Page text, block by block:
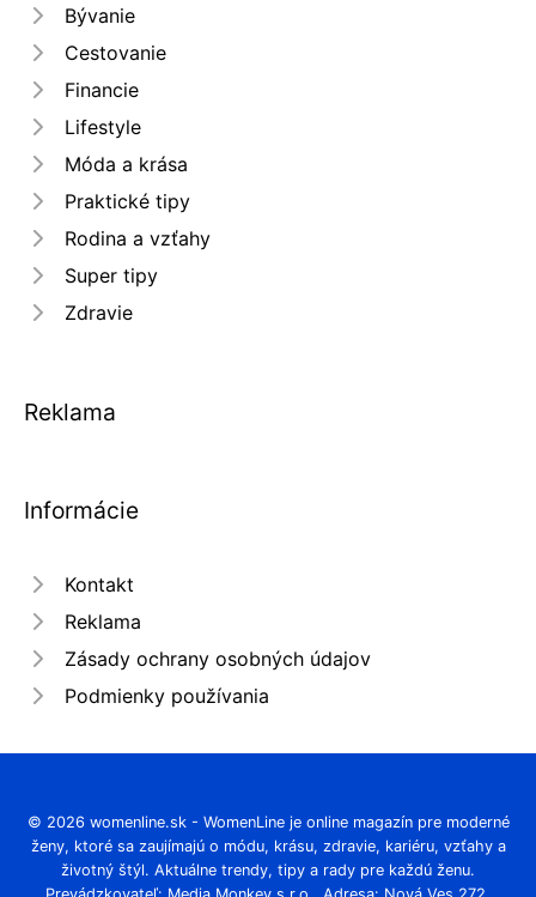
Bývanie
Cestovanie
Financie
Lifestyle
Móda a krása
Praktické tipy
Rodina a vzťahy
Super tipy
Zdravie
Reklama
Informácie
Kontakt
Reklama
Zásady ochrany osobných údajov
Podmienky používania
© 2026 womenline.sk - WomenLine je online magazín pre moderné
ženy, ktoré sa zaujímajú o módu, krásu, zdravie, kariéru, vzťahy a
životný štýl. Aktuálne trendy, tipy a rady pre každú ženu.